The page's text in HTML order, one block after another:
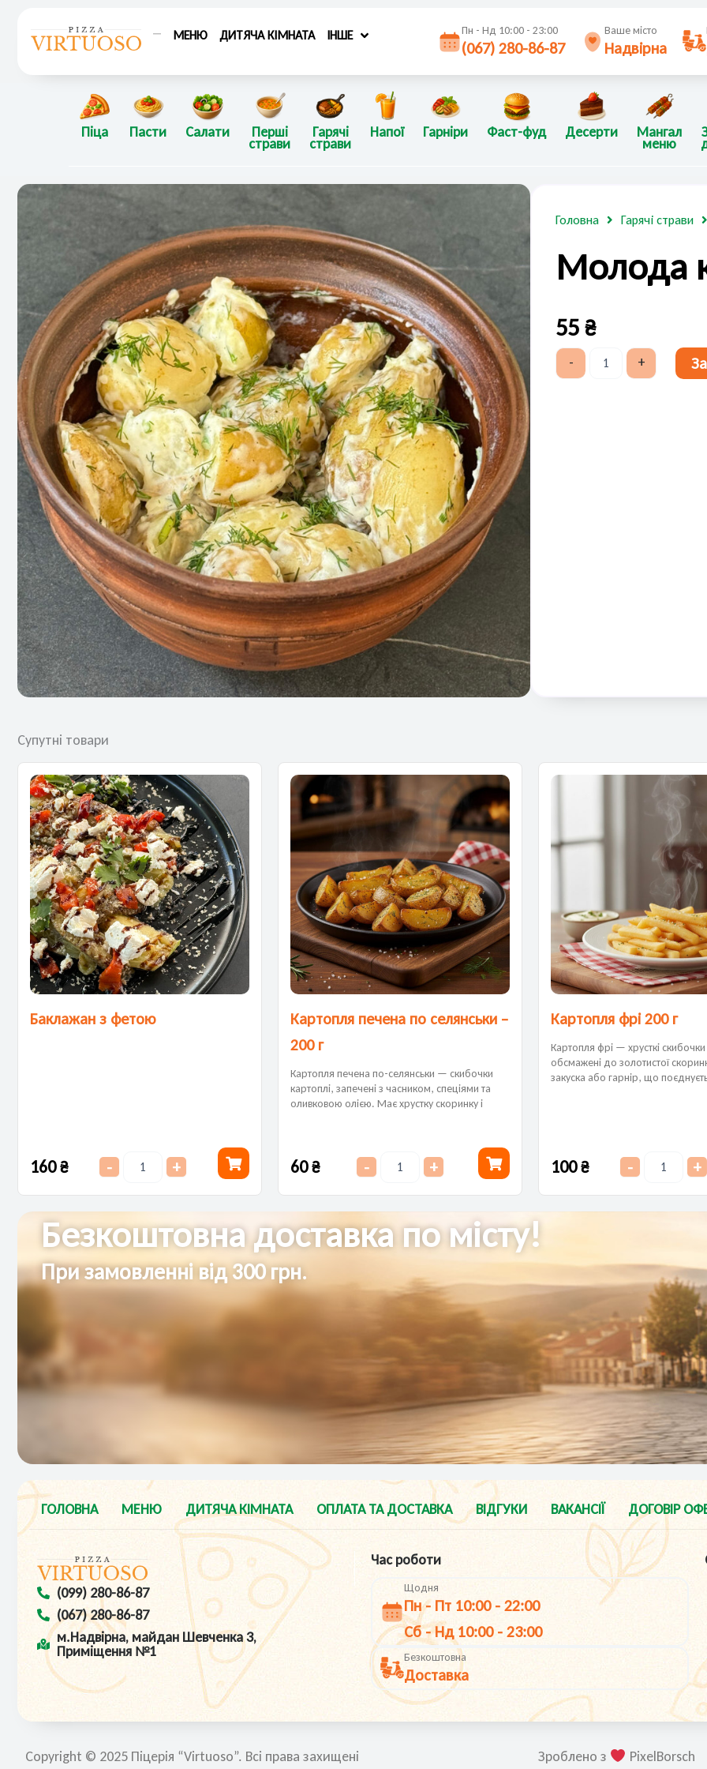
МЕНЮ ДИТЯЧА КІМНАТА ІНШЕ Пн - Нд 10:00 - 23:00
(067) 280-86-87
Ваше місто
Надвірна
Піца Пасти Салати Перші
страви
Гарячі
страви
Напої Гарніри Фаст-фуд Десерти Мангал
меню
Головна Гарячі страви
Молода
-
Молода
картопля
+
55₴
Супутні товари
Баклажан з фетою
160₴ - +
Картопля печена по селянськи –
200 г
Картопля печена по-селянськи — скибочки
картоплі, запечені з часником, спеціями та
оливковою олією. Має хрустку скоринку і
60₴ - +
Картопля фрі 200 г
Картопля фрі — хрусткі скибочки
обсмажені до золотистої
закуска або гарнір, що
100₴ - +
Безкоштовна доставка по місту!
При замовленні від 300 грн.
ГОЛОВНА МЕНЮ ДИТЯЧА КІМНАТА ОПЛАТА ТА ДОСТАВКА ВІДГУКИ ВАКАНСІЇ ДОГОВІР
(099) 280-86-87
(067) 280-86-87
м.Надвірна, майдан Шевченка 3,
Приміщення №1
Час роботи
Щодня
Пн - Пт 10:00 - 22:00
Cб - Нд 10:00 - 23:00
Безкоштовна
Доставка
Copyright © 2025 Піцерія “Virtuoso”. Всі права захищені Зроблено з PixelBorsch